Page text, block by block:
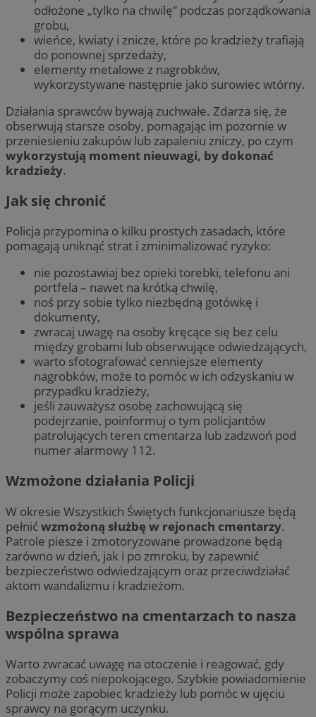
odłożone „tylko na chwilę” podczas porządkowania
grobu,
wieńce, kwiaty i znicze, które po kradzieży trafiają
do ponownej sprzedaży,
elementy metalowe z nagrobków,
wykorzystywane następnie jako surowiec wtórny.
Działania sprawców bywają zuchwałe. Zdarza się, że
obserwują starsze osoby, pomagając im pozornie w
przeniesieniu zakupów lub zapaleniu zniczy, po czym
wykorzystują moment nieuwagi, by dokonać
kradzieży.
Jak się chronić
Policja przypomina o kilku prostych zasadach, które
pomagają uniknąć strat i zminimalizować ryzyko:
nie pozostawiaj bez opieki torebki, telefonu ani
portfela – nawet na krótką chwilę,
noś przy sobie tylko niezbędną gotówkę i
dokumenty,
zwracaj uwagę na osoby kręcące się bez celu
między grobami lub obserwujące odwiedzających,
warto sfotografować cenniejsze elementy
nagrobków, może to pomóc w ich odzyskaniu w
przypadku kradzieży,
jeśli zauważysz osobę zachowującą się
podejrzanie, poinformuj o tym policjantów
patrolujących teren cmentarza lub zadzwoń pod
numer alarmowy 112.
Wzmożone działania Policji
W okresie Wszystkich Świętych funkcjonariusze będą
pełnićwzmożoną służbę w rejonach cmentarzy.
Patrole piesze i zmotoryzowane prowadzone będą
zarówno w dzień, jak i po zmroku, by zapewnić
bezpieczeństwo odwiedzającym oraz przeciwdziałać
aktom wandalizmu i kradzieżom.
Bezpieczeństwo na cmentarzach to nasza
wspólna sprawa
Warto zwracać uwagę na otoczenie i reagować, gdy
zobaczymy coś niepokojącego. Szybkie powiadomienie
Policji może zapobiec kradzieży lub pomóc w ujęciu
sprawcy na gorącym uczynku.